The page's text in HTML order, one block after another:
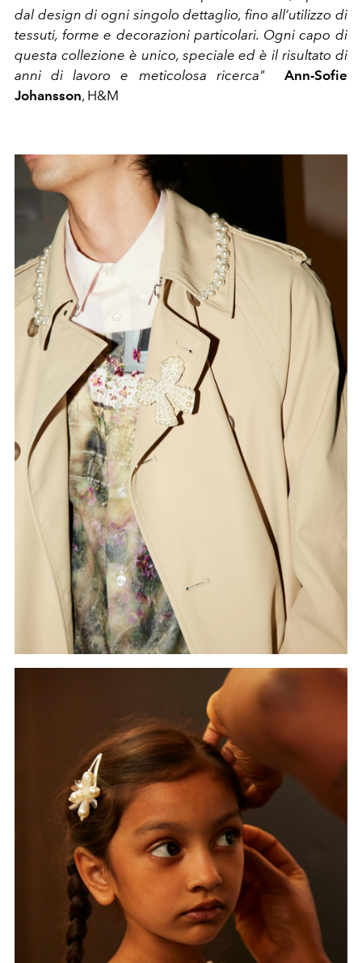
dal design di ogni singolo dettaglio, fino all’utilizzo di
tessuti, forme e decorazioni particolari. Ogni capo di
questa collezione è unico, speciale ed è il risultato di
anni di lavoro e meticolosa ricerca" Ann-Sofie
Johansson, H&M